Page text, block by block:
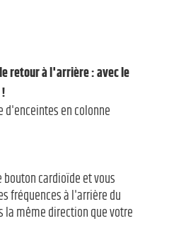
retour à l'arrière : avec le
!
d'enceintes en colonne
bouton cardioïde et vous
fréquences à l'arrière du
la même direction que votre